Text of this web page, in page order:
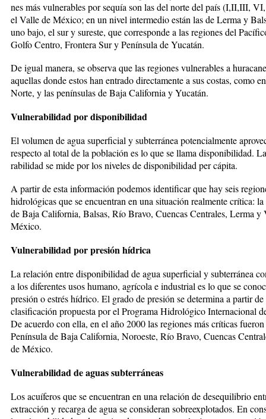
nes más vulnerables por sequía son las del norte del país (I,II,III,
el Valle de México; en un ni­vel in­termedio están las de Lerma y
uno bajo, el sur y sur­es­te, que corresponde a las regiones del
Golfo Centro, Frontera Sur y Pe­nínsula de Yuca­tán.
De igual mane­ra, se observa que las regiones vulnera­bles a
aquellas donde estos han en­trado directamente a sus costas, como
Norte, y las pe­nín­su­las de Baja California y Yu­catán.
Vulnerabilidad por disponibilidad
El volumen de agua superficial y sub­terránea potencialmente
respecto al total de la población es lo que se llama disponibilidad.
rabilidad se mide por los niveles de disponibilidad per cápita.
A partir de es­ta información podemos identificar que hay seis
hidrológicas que se encuentran en una situación realmente crítica:
de Baja California, Balsas, Río Bra­vo, Cuencas Centrales, Ler­ma y
México.
Vulnerabilidad por presión hídrica
La relación entre disponibilidad de agua superficial y subterránea
a los diferentes usos humano, agrí­cola e industrial es lo que se
presión o estrés hídrico. El gra­do de presión se determina a partir de
clasificación propuesta por el Pro­grama Hidrológico Internacional
De acuerdo con ella, en el año 2000 las regiones más críticas
Península de Baja California, Nor­oes­te, Río Bravo, Cuencas
de México.
Vulnerabilidad de aguas subterráneas
Los acuíferos que se encuentran en una relación de desequilibrio
extracción y recarga de agua se consi­deran sobreexplotados. En